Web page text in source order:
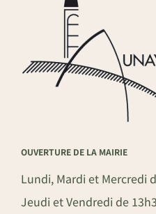
OUVERTURE DE LA MAIRIE
Lundi, Mardi et Mercredi
Jeudi et Vendredi de